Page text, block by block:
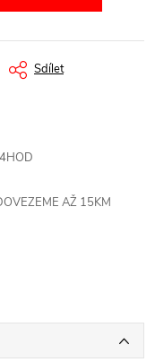
Sdílet
AŽ 15KM